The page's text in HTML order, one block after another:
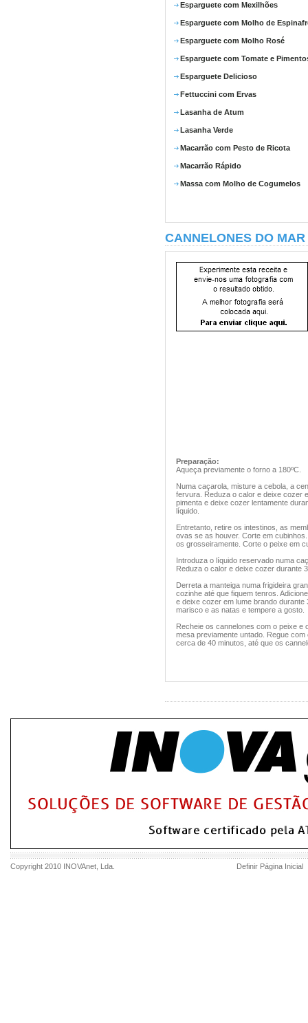
Esparguete com Mexilhões
Esparguete com Molho de
Esparguete com Molho Rosé
Esparguete com Tomate e
Esparguete Delicioso
Fettuccini com Ervas
Lasanha de Atum
Lasanha Verde
Macarrão com Pesto de Ricota
Macarrão Rápido
Massa com Molho de Cogumelos
CANNELONES DO MAR
Preparação:
Aqueça previamente o forno a 180ºC.
Numa caçarola, misture a cebola, a
fervura. Reduza o calor e deixe cozer
pimenta e deixe cozer lentamente
líquido.
Entretanto, retire os intestinos, as
ovas se as houver. Corte em
os grosseiramente. Corte o peixe em
Introduza o líquido reservado numa
Reduza o calor e deixe cozer durante
Derreta a manteiga numa frigideira
cozinhe até que fiquem tenros.
e deixe cozer em lume brando
marisco e as natas e tempere a gosto.
Recheie os cannelones com o peixe e
mesa previamente untado. Regue
cerca de 40 minutos, até que os
Copyright 2010 INOVAnet , Lda. Definir Página Inicial